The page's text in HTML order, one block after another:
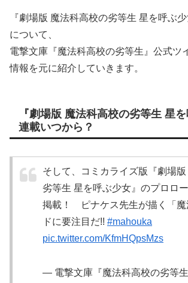
『劇場版 魔法科高校の劣等生 星を呼ぶ
について、
電撃文庫『魔法科高校の劣等生』公式ツ
情報を元に紹介していきます。
『劇場版 魔法科高校の劣等生 星を
連載いつから？
そして、コミカライズ版『劇場
劣等生 星を呼ぶ少女』のプロロ
掲載！ ピナケス先生が描く「魔
ドに要注目だ!! #mahouka
pic.twitter.com/KfmHQpsMzs
— 電撃文庫『魔法科高校の劣等生